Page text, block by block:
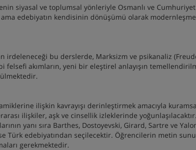
siyasal ve toplumsal yönleriyle Osmanlı ve
edebiyatın kendisinin dönüşümü olarak
irdeleneceği bu derslerde, Marksizm ve psikanaliz
felsefi akımların, yeni bir eleştirel anlayışın
ilişkin kavrayışı derinleştirmek amacıyla
ilişkiler, aşk ve cinsellik izleklerinde
yanı sıra Barthes, Dostoyevski, Girard, Sartre ve
Türk edebiyatından seçilecektir. Öğrencilerin metin
gerekmektedir.